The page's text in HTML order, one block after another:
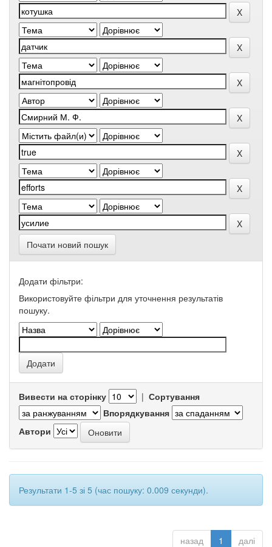
Почати новий пошук
Додати фільтри:
Використовуйте фільтри для уточнення результатів
пошуку.
Вивести на сторінку | Сортування
Впорядкування
Автори
Результати 1-5 зі 5 (час пошуку: 0.009 секунди).
назад 1 далі